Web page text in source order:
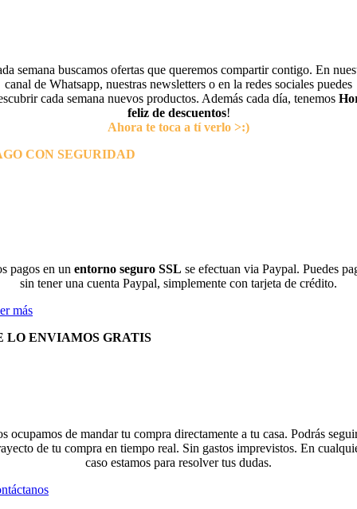
semana buscamos ofertas que queremos compartir contigo. En
canal de Whatsapp, nuestras newsletters o en la redes sociales puedes
cada semana nuevos productos. Además cada día, tenemos
feliz de descuentos!
Ahora te toca a tí verlo >:)
CON SEGURIDAD
pagos en un entorno seguro SSL se efectuan via Paypal. Puedes
sin tener una cuenta Paypal, simplemente con tarjeta de crédito.
más
LO ENVIAMOS GRATIS
ocupamos de mandar tu compra directamente a tu casa. Podrás
de tu compra en tiempo real. Sin gastos imprevistos. En
caso estamos para resolver tus dudas.